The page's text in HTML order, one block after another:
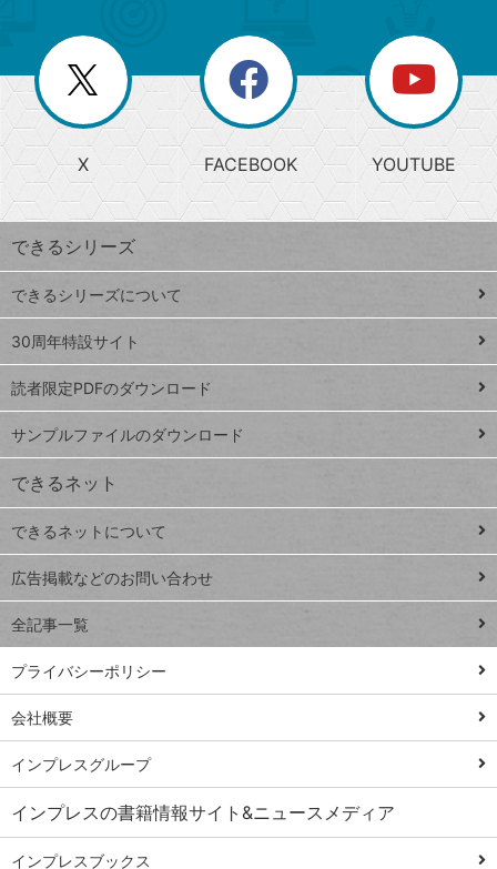
じ
る
search
検
索
上
昇
ワ
ー
ド
Google
スプレ
ッドシ
ート
iPhone
VLOOKUP
close
閉じ
る
閉
じ
る
ー
か
ら
探
す
ト
ッ
プ
ペ
ジ
連載
Excel Q&A
トイアンナ流仕
事術
PowerAutomate
ではじめる業務
の完全自動化
AI議事録作成術
Windows 11
Q&A
Teams踏み込み
活用術
X FACEBOOK YOUTUBE
できるシリーズ
できるシリーズについて
30周年特設サイト
読者限定PDFのダウンロード
サンプルファイルのダウンロード
できるネット
できるネットについて
広告掲載などのお問い合わせ
全記事一覧
プライバシーポリシー
会社概要
インプレスグループ
インプレスの書籍情報サイト&ニュースメディア
インプレスブックス